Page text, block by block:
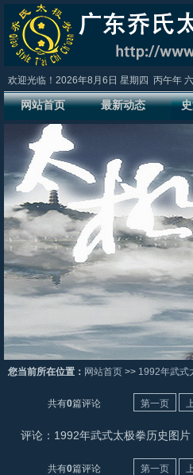
欢迎光临！ 2026年8月6日 星期四 丙午年
网站首页 最新动态
您当前所在位置： 网站首页 >> 1992年武式
共有0篇评论 第一页
评论：1992年武式太极拳历史图片
共有0篇评论 第一页